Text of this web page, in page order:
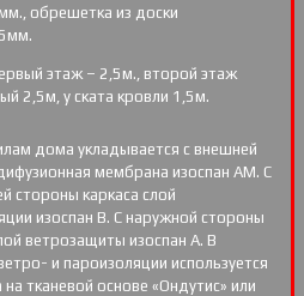
обрешетка из доски
этаж – 2,5м., второй этаж
2,5м, у ската кровли 1,5м.
дома укладывается с внешней
мембрана изоспан АМ. С
стороны каркаса слой
изоспан В. С наружной стороны
ветрозащиты изоспан А. В
и пароизоляции используется
тканевой основе «Ондутис» или